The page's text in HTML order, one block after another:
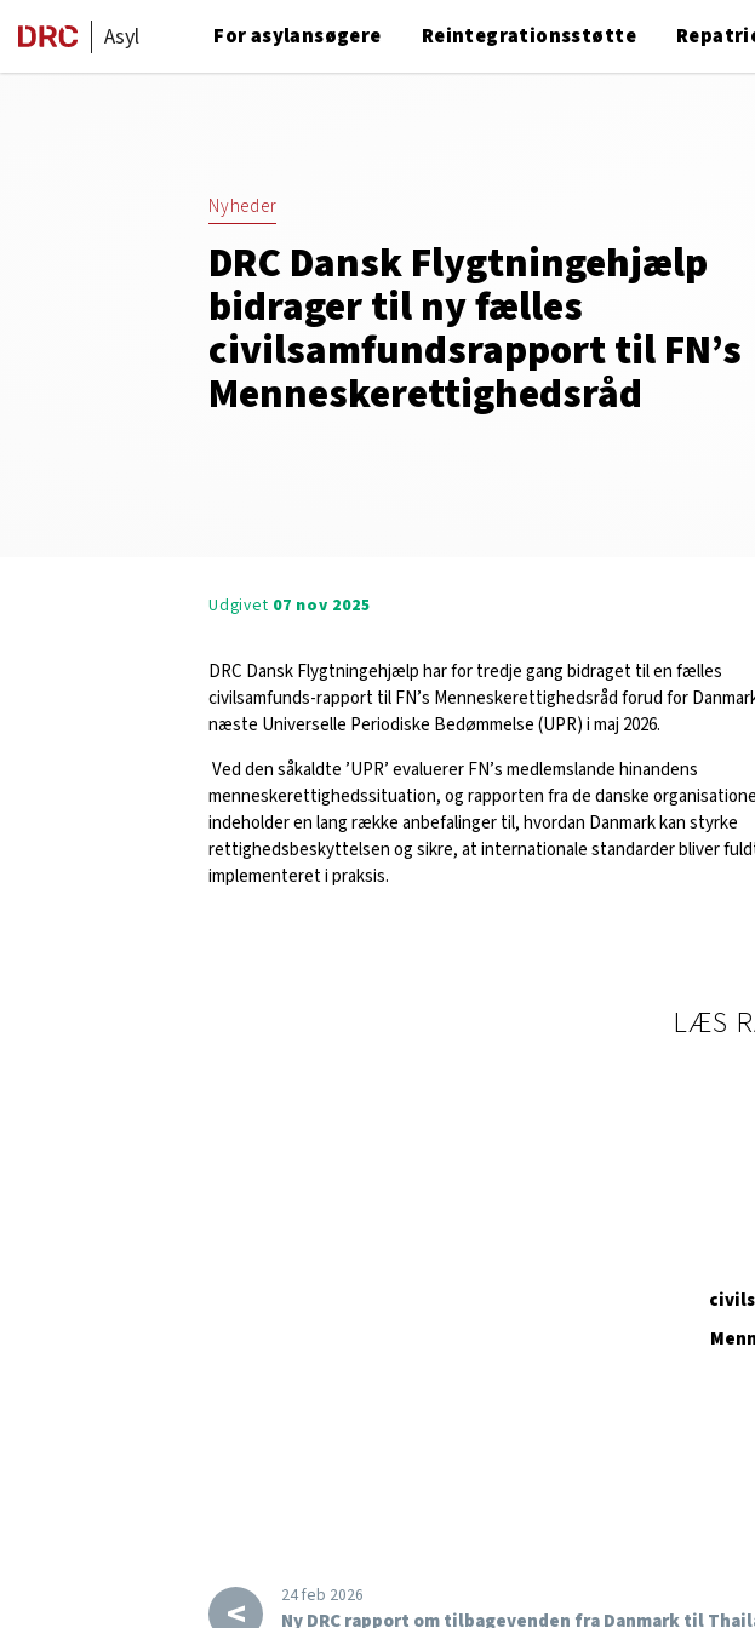
Asyl For asylansøgere Reintegrationsstøtte
Nyheder
DRC Dansk Flygtningehjælp
bidrager til ny fælles
civilsamfundsrapport til FN’s
Menneskerettighedsråd
Udgivet 07 nov 2025
DRC Dansk Flygtningehjælp har for tredje gang bidraget til en fælles
civilsamfunds-rapport til FN’s Menneskerettighedsråd forud for
næste Universelle Periodiske Bedømmelse (UPR) i maj 2026.
Ved den såkaldte ’UPR’ evaluerer FN’s medlemslande hinandens
menneskerettighedssituation, og rapporten fra de danske
indeholder en lang række anbefalinger til, hvordan Danmark kan styrke
rettighedsbeskyttelsen og sikre, at internationale standarder bliver
implementeret i praksis.
LÆS
< 24 feb 2026
Ny DRC rapport om tilbagevenden fra Danmark til